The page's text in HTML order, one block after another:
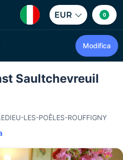
EUR 0
Modifica
Saultchevreuil
LES-POÊLES-ROUFFIGNY